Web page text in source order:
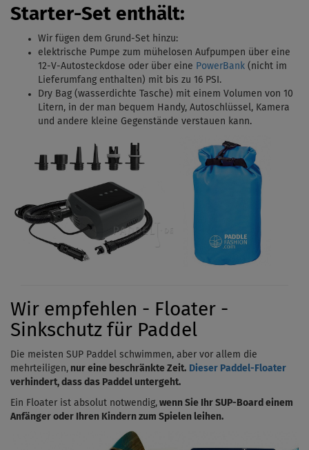
Starter-Set enthält:
Wir fügen dem Grund-Set hinzu:
elektrische Pumpe zum mühelosen Aufpumpen über eine
12-V-Autosteckdose oder über eine PowerBank (nicht im
Lieferumfang enthalten) mit bis zu 16 PSI.
Dry Bag (wasserdichte Tasche) mit einem Volumen von 10
Litern, in der man bequem Handy, Autoschlüssel, Kamera
und andere kleine Gegenstände verstauen kann.
Wir empfehlen - Floater -
Sinkschutz für Paddel
Die meisten SUP Paddel schwimmen, aber vor allem die
mehrteiligen, nur eine beschränkte Zeit. Dieser Paddel-Floater
verhindert, dass das Paddel untergeht.
Ein Floater ist absolut notwendig, wenn Sie Ihr SUP-Board einem
Anfänger oder Ihren Kindern zum Spielen leihen.